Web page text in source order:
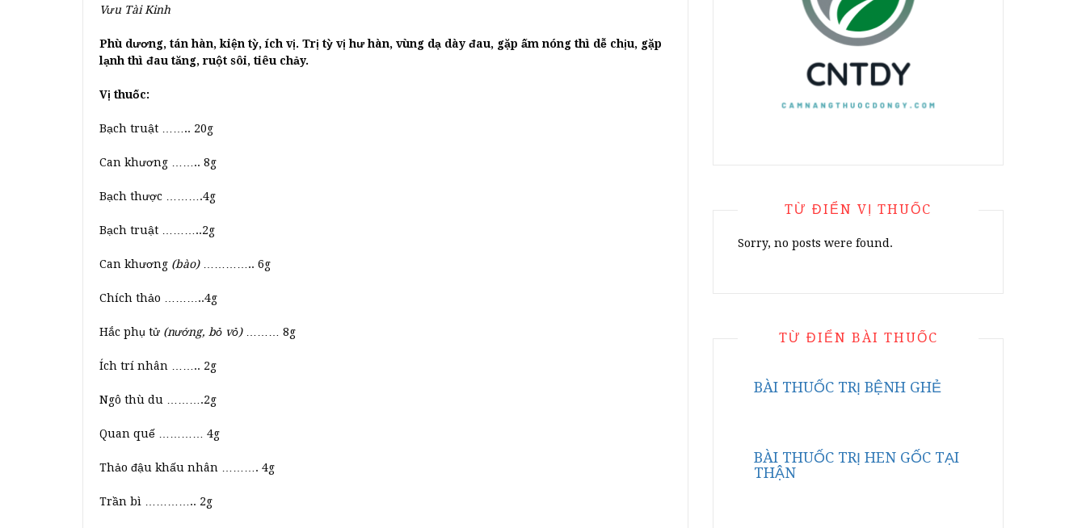
Vưu Tài Kinh
Phù dương, tán hàn, kiện tỳ, ích vị. Trị tỳ vị hư hàn, vùng dạ dày đau, gặp ấm nóng thì dễ chịu, gặp
lạnh thì đau tăng, ruột sôi, tiêu chảy.
Vị thuốc:
Bạch truật …….. 20g
Can khương …….. 8g
Bạch thược ……….4g
Bạch truật ………..2g
Can khương (bào)………….. 6g
Chích thảo ………..4g
Hắc phụ tử (nướng, bỏ vỏ)……… 8g
Ích trí nhân …….. 2g
Ngô thù du ……….2g
Quan quế ………… 4g
Thảo đậu khấu nhân ………. 4g
Trần bì ………….. 2g
TỪ ĐIỂN VỊ THUỐC
Sorry, no posts were found.
TỪ ĐIỂN BÀI THUỐC
BÀI THUỐC TRỊ BỆNH GHẺ
BÀI THUỐC TRỊ HEN GỐC TẠI
THẬN